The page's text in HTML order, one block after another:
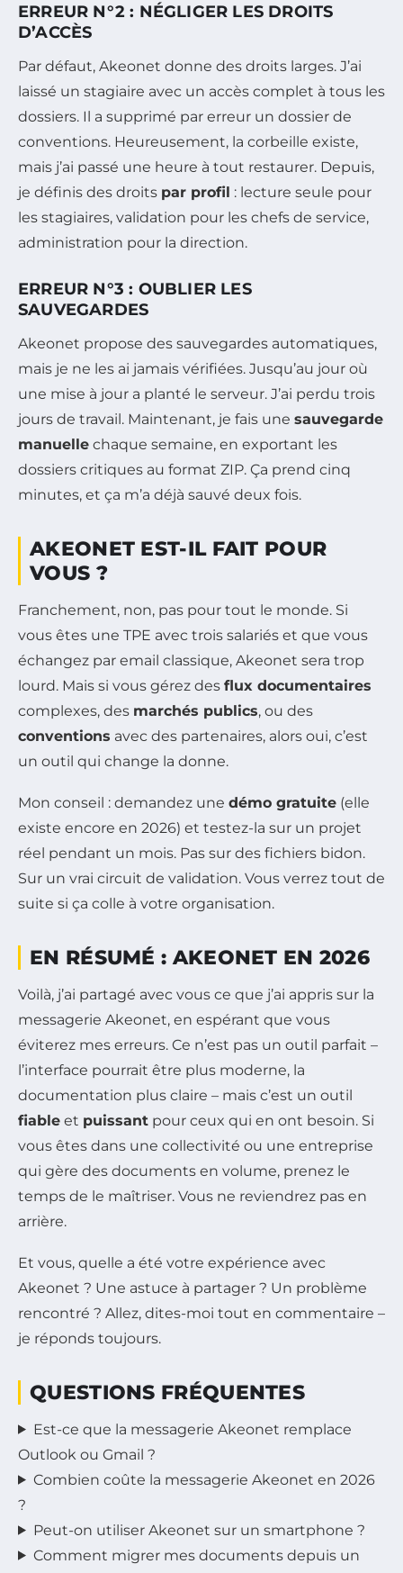
ERREUR N°2 : NÉGLIGER LES DROITS
D’ACCÈS
Par défaut, Akeonet donne des droits larges. J’ai
laissé un stagiaire avec un accès complet à tous les
dossiers. Il a supprimé par erreur un dossier de
conventions. Heureusement, la corbeille existe,
mais j’ai passé une heure à tout restaurer. Depuis,
je définis des droits par profil : lecture seule pour
les stagiaires, validation pour les chefs de service,
administration pour la direction.
ERREUR N°3 : OUBLIER LES
SAUVEGARDES
Akeonet propose des sauvegardes automatiques,
mais je ne les ai jamais vérifiées. Jusqu’au jour où
une mise à jour a planté le serveur. J’ai perdu trois
jours de travail. Maintenant, je fais une sauvegarde
manuelle chaque semaine, en exportant les
dossiers critiques au format ZIP. Ça prend cinq
minutes, et ça m’a déjà sauvé deux fois.
AKEONET EST-IL FAIT POUR
VOUS ?
Franchement, non, pas pour tout le monde. Si
vous êtes une TPE avec trois salariés et que vous
échangez par email classique, Akeonet sera trop
lourd. Mais si vous gérez des flux documentaires
complexes, des marchés publics, ou des
conventions avec des partenaires, alors oui, c’est
un outil qui change la donne.
Mon conseil : demandez une démo gratuite (elle
existe encore en 2026) et testez-la sur un projet
réel pendant un mois. Pas sur des fichiers bidon.
Sur un vrai circuit de validation. Vous verrez tout de
suite si ça colle à votre organisation.
EN RÉSUMÉ : AKEONET EN 2026
Voilà, j’ai partagé avec vous ce que j’ai appris sur la
messagerie Akeonet, en espérant que vous
éviterez mes erreurs. Ce n’est pas un outil parfait –
l’interface pourrait être plus moderne, la
documentation plus claire – mais c’est un outil
fiable et puissant pour ceux qui en ont besoin. Si
vous êtes dans une collectivité ou une entreprise
qui gère des documents en volume, prenez le
temps de le maîtriser. Vous ne reviendrez pas en
arrière.
Et vous, quelle a été votre expérience avec
Akeonet ? Une astuce à partager ? Un problème
rencontré ? Allez, dites-moi tout en commentaire –
je réponds toujours.
QUESTIONS FRÉQUENTES
Est-ce que la messagerie Akeonet remplace
Outlook ou Gmail ?
Combien coûte la messagerie Akeonet en 2026
?
Peut-on utiliser Akeonet sur un smartphone ?
Comment migrer mes documents depuis un